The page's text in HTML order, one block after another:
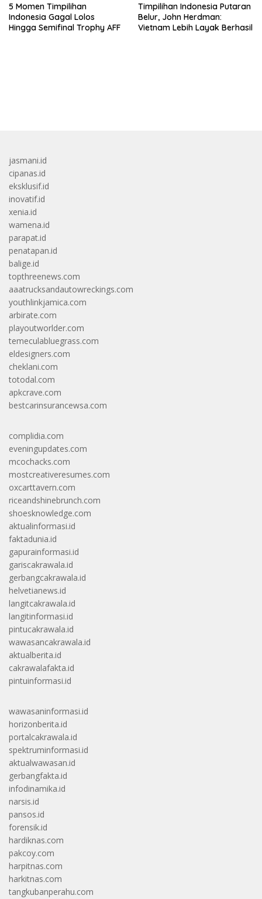
5 Momen Timpilihan
Indonesia Gagal Lolos
Hingga Semifinal Trophy AFF
Timpilihan Indonesia Putaran
Belur, John Herdman:
Vietnam Lebih Layak Berhasil
jasmani.id
cipanas.id
eksklusif.id
inovatif.id
xenia.id
wamena.id
parapat.id
penatapan.id
balige.id
topthreenews.com
aaatrucksandautowreckings.com
youthlinkjamica.com
arbirate.com
playoutworlder.com
temeculabluegrass.com
eldesigners.com
cheklani.com
totodal.com
apkcrave.com
bestcarinsurancewsa.com
complidia.com
eveningupdates.com
mcochacks.com
mostcreativeresumes.com
oxcarttavern.com
riceandshinebrunch.com
shoesknowledge.com
aktualinformasi.id
faktadunia.id
gapurainformasi.id
gariscakrawala.id
gerbangcakrawala.id
helvetianews.id
langitcakrawala.id
langitinformasi.id
pintucakrawala.id
wawasancakrawala.id
aktualberita.id
cakrawalafakta.id
pintuinformasi.id
wawasaninformasi.id
horizonberita.id
portalcakrawala.id
spektruminformasi.id
aktualwawasan.id
gerbangfakta.id
infodinamika.id
narsis.id
pansos.id
forensik.id
hardiknas.com
pakcoy.com
harpitnas.com
harkitnas.com
tangkubanperahu.com